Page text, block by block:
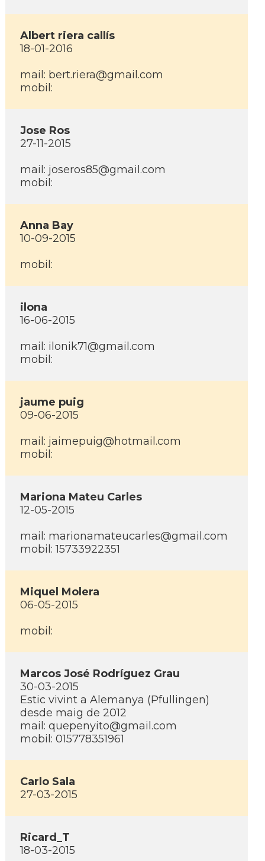
Albert riera callí­s
18-01-2016
mail: bert.riera@gmail.com
mobil:
Jose Ros
27-11-2015
mail: joseros85@gmail.com
mobil:
Anna Bay
10-09-2015
mobil:
ilona
16-06-2015
mail: ilonik71@gmail.com
mobil:
jaume puig
09-06-2015
mail: jaimepuig@hotmail.com
mobil:
Mariona Mateu Carles
12-05-2015
mail: marionamateucarles@gmail.com
mobil: 15733922351
Miquel Molera
06-05-2015
mobil:
Marcos José Rodrí­guez Grau
30-03-2015
Estic vivint a Alemanya (Pfullingen)
desde maig de 2012
mail: quepenyito@gmail.com
mobil: 015778351961
Carlo Sala
27-03-2015
Ricard_T
18-03-2015